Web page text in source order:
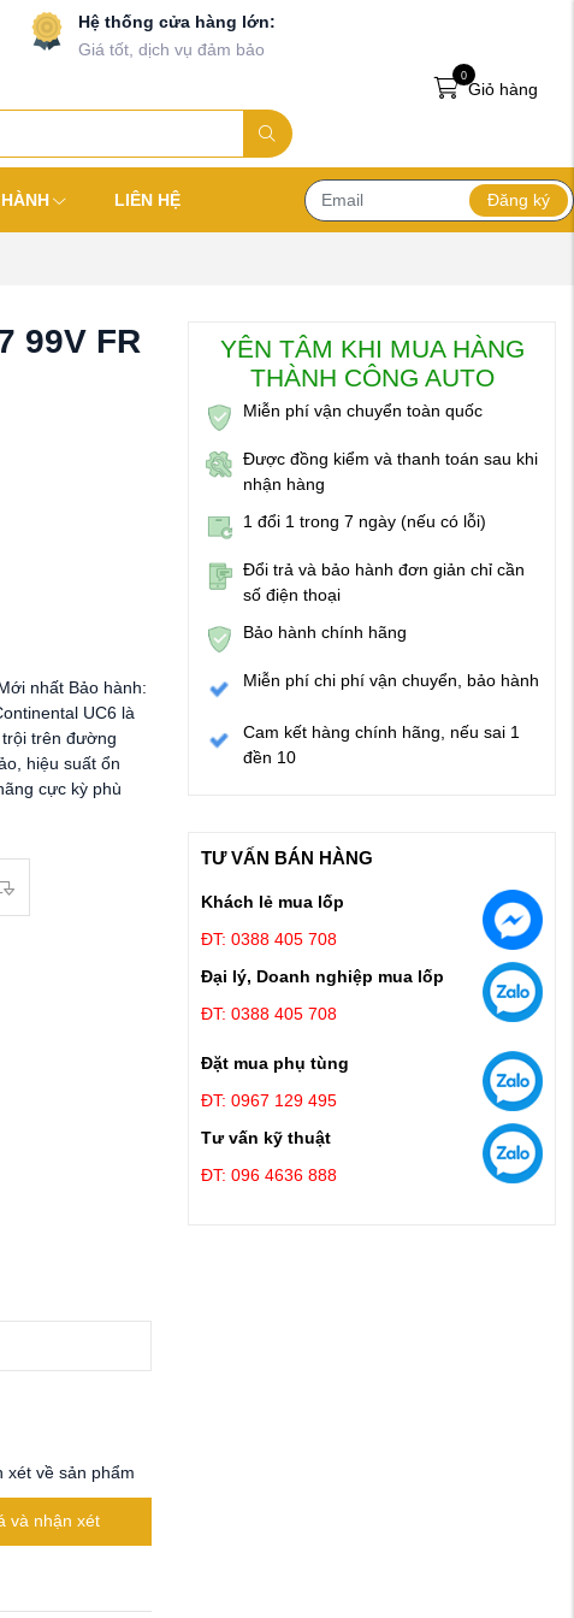
Hệ thống cửa hàng lớn:
Giá tốt, dịch vụ đảm bảo
Giỏ hàng
0
LIÊN HỆ Đăng ký
99V FR
nhất Bảo hành:
UC6 là
trên đường
hiệu suất ổn
cực kỳ phù
xét về sản phẩm
và nhận xét
YÊN TÂM KHI MUA HÀNG
THÀNH CÔNG AUTO
Miễn phí vận chuyển toàn quốc
Được đồng kiểm và thanh toán sau khi
nhận hàng
1 đổi 1 trong 7 ngày (nếu có lỗi)
Đổi trả và bảo hành đơn giản chỉ cần
số điện thoại
Bảo hành chính hãng
Miễn phí chi phí vận chuyển, bảo hành
Cam kết hàng chính hãng, nếu sai 1
đền 10
TƯ VẤN BÁN HÀNG
Khách lẻ mua lốp
ĐT: 0388 405 708
Đại lý, Doanh nghiệp mua lốp
ĐT: 0388 405 708
Đặt mua phụ tùng
ĐT: 0967 129 495
Tư vấn kỹ thuật
ĐT: 096 4636 888